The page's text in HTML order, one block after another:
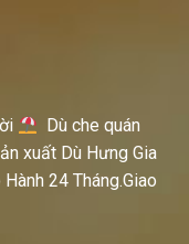
Dù che quán
xuất Dù Hưng Gia
Hành 24 Tháng.Giao